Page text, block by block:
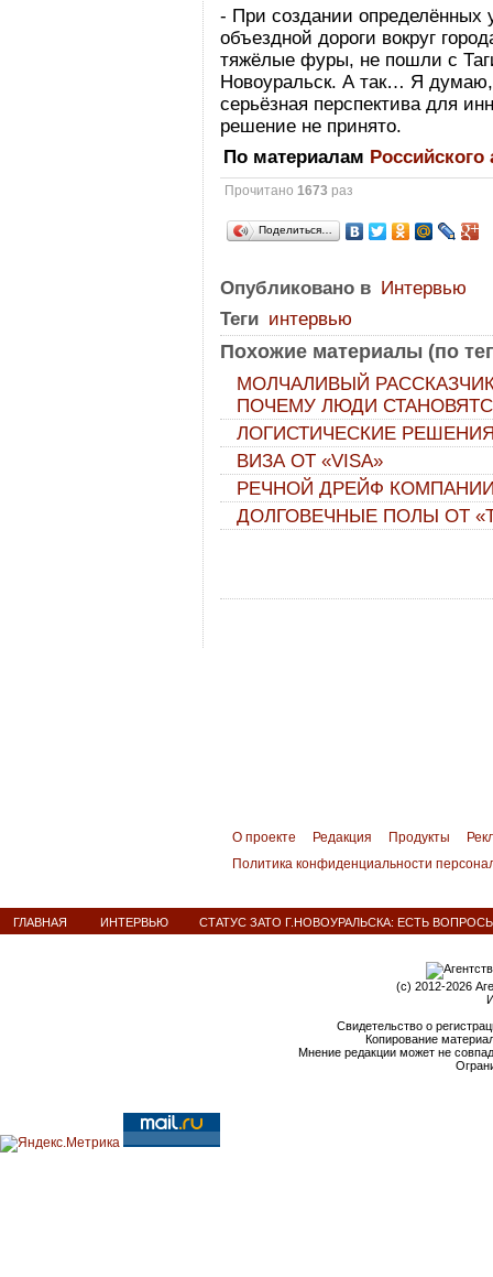
- При создании определённых
объездной дороги вокруг
тяжёлые фуры, не пошли с
Новоуральск. А так… Я думаю,
серьёзная перспектива для
решение не принято.
По материалам
Прочитано1673 раз
Поделиться…
Опубликовано в Интервью
Теги интервью
Похожие материалы (по
МОЛЧАЛИВЫЙ
ПОЧЕМУ ЛЮДИ
ЛОГИСТИЧЕСКИЕ
ВИЗА ОТ «VISA»
РЕЧНОЙ ДРЕЙФ
ДОЛГОВЕЧНЫЕ ПОЛЫ ОТ
О проекте Редакция Продукты
Политика конфиденциальности
ГЛАВНАЯ ИНТЕРВЬЮ СТАТУС ЗАТО Г.НОВОУРАЛЬСКА: ЕСТЬ
(c) 2012-2026
Свидетельство о
Копирование
Мнение редакции может не